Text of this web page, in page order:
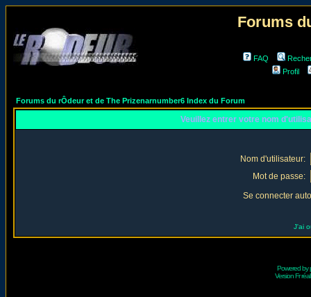
Forums
FAQ
Profil
Forums du rÔdeur et de The Prizenarnumber6 Index du Forum
Veuillez entrer votre nom
Nom d'utilisateur:
Mot de passe:
Se connecter
J'ai
Powered by
Version Fr